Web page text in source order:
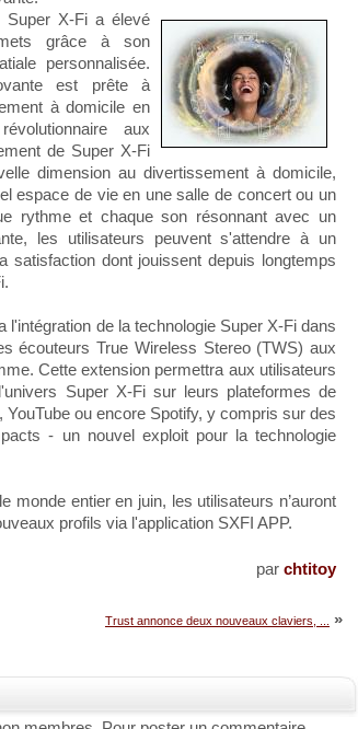
Super X-Fi a élevé
grâce à son
personnalisée.
est prête à
à domicile en
aux
de Super X-Fi
dimension au divertissement à domicile,
espace de vie en une salle de concert ou un
rythme et chaque son résonnant avec un
les utilisateurs peuvent s'attendre à un
satisfaction dont jouissent depuis longtemps
l'intégration de la technologie Super X-Fi dans
écouteurs True Wireless Stereo (TWS) aux
Cette extension permettra aux utilisateurs
Super X-Fi sur leurs plateformes de
ou encore Spotify, y compris sur des
- un nouvel exploit pour la technologie
monde entier en juin, les utilisateurs n’auront
profils via l'application SXFI APP.
par chtitoy
Trust annonce deux nouveaux claviers, ... »